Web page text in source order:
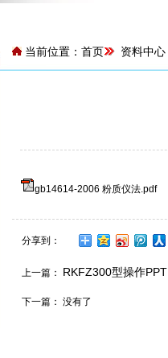
当前位置： 首页 资料中心
gb14614-2006 粉质仪法.pdf
分享到：
上一篇： RKFZ300型操作PPT
下一篇： 没有了